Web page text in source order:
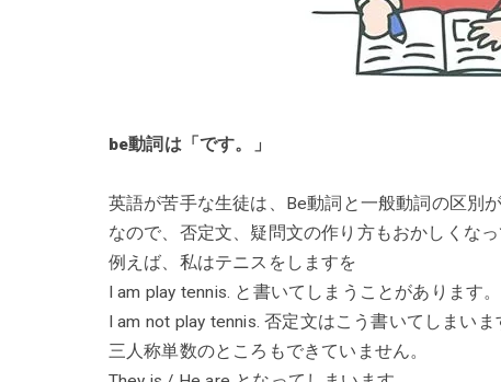
be動詞は「です。」
英語が苦手な生徒は、Be動詞と一般動詞の区別
なので、否定文、疑問文の作り方もおかしくなっ
例えば、私はテニスをしますを
I am play tennis. と書いてしまうことがあります。
I am not play tennis. 否定文はこう書いてしまいま
三人称単数のところもできていません。